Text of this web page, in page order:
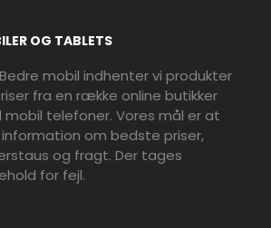
OG TABLETS
mobil indhenter vi produkter
fra en række online butikker
mobil telefoner. Vores mål er at
om bedste priser,
og fragt. Der tages
for fejl.